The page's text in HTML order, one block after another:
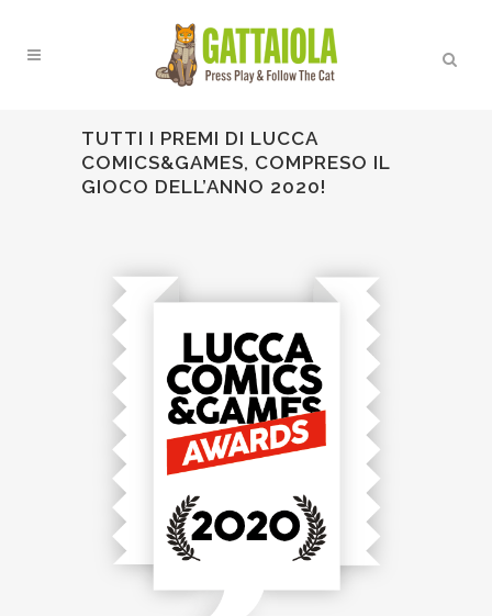
TUTTI I PREMI DI LUCCA
COMICS&GAMES, COMPRESO IL
GIOCO DELL’ANNO 2020!